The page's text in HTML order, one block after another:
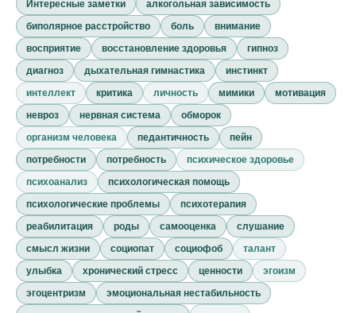
Интересные заметки
алкогольная зависимость
биполярное расстройство
боль
внимание
восприятие
восстановление здоровья
гипноз
диагноз
дыхательная гимнастика
инстинкт
интеллект
критика личность мимики
мотивация
невроз
нервная система
обморок
организм человека
педантичность
пейн
потребности
потребность
психическое здоровье
психоанализ
психологическая помощь
психологические проблемы
психотерапия
реабилитация
роды самооценка
слушание
смысл жизни
социопат социофоб
талант
улыбка
хронический стресс ценности
эгоизм
эгоцентризм
эмоциональная нестабильность